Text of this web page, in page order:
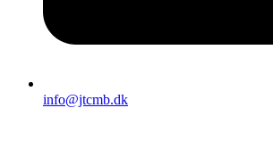
info@jtcmb.dk